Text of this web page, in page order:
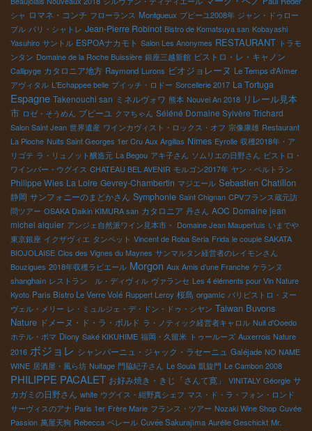
シャ ロマネ・コンチ フローランス Montgueux プピーユ2008年 ジャン・ドゥロー
ブル パリ・シャトレ Jean-Pierre Robinot Bistro de Komatsuya san Kobayashi
Yasuhiro サントル ESPOAナカモト Salon Les Anonymes RESTAURANT トラモ
ンタン Domaine de la Roche Buissière 銀座三越新館 ビストロ・レ・キャノン
Callipyge カタロニア地方 Raymond Lurons ビオジョレーヌ Le Temps d'Aimer
アヴィタル L'Echappee belle プイッチ・ロドー Sorcellerie 2017 La Tortuga
Espagne Takenouchi san ミネルヴォワ 熊本 Nouvel An 2018 リレール見本
市 ロゼ・そうめん プピーユ クマちゃん Séléné Domaine Sylvère Trichard
Salon Saint Jean 世界遺産 ワインカヴィスト・ロックス・オフ 宗像康雄 Restaurant
La Pioche Nuits Saint Georges 1er Cru Aux Argillas Nîmes Eyrolle 収穫2018年・ア
リゴテ ラ・リュノット醸造元 La Begou アキ子さん ソムリエの日野さん ビストロ・
ワインバー・ウグイス CHATEAU BEL AVENIR モルゴン2017年 ヤン・ベルトラン
Philippe Wies La Loire Gevrey-Chambertin マジエール Sebastien Chatillon
静岡 サンフォニーのまどかさん Symphonie Saint Chignan CPVフランス蔵元訪
問ツアー OSAKA Daikin KIMURA san カタロニア 丹さん AOC Domaine jean
michel alquier アンジェ自然派ワイン見本市・ Domaine Jean Maupertuis いまでや
東京銀座 イクザヴィエ タンペット Vincent de Roba Seria Frida le couple SAKATA
BIOJOLAISE Clos des Vignes du Maynes サンマルタン経営者のレイモンさん
Bouzigues 2018年収穫ラピエール Morgon Aux Amis d’une Franche ケランヌ
shanghain レストラン ル・ディヴィル ヴァランセ Les 4 éléments pour Vin Nature
Kyoto Paris Bistro Le Verre Volé Ruppert Leroy 桜島 orgamic パリビストロ・ヌー
ヴェル・メリー レ・ミュルジェ・デ・ドン・ドゥ・シヤン Taiwan Buvons
Nature ドメーヌ・ド・ラ・ボルド ラ・ノティック経営者キャロル Nuit d'Ooedo
ホテル・ボマ Diony Saké KIKUHIME 福岡・久留米 トゥールーズ Auxerrois Nature
2016 ボジョレ シャンパーニュ・ジャック・ラセーニュ Galéjade NO NAME
WINE 居酒屋・風ら坊 Nuitage 門脇紀子さん Le Soula 凱旋門 Le Cambon 2008
PHILIPPE PACALET お好み焼き・きじ「さんて寛」 VINITALY Géorgie サ
カガミの日野さん white ウグイス・紺野真シェフ マス・ド・ラ・フォン・ロンド
サーヴィスのアナ Paris 1er Frère Marie フランス・ツアー Nozaki Wine Shop Cuvée
Passion 萬屋天狗 Rebecca ベレール Cuvée Sakurajima Aurélie Geschickt Mr.